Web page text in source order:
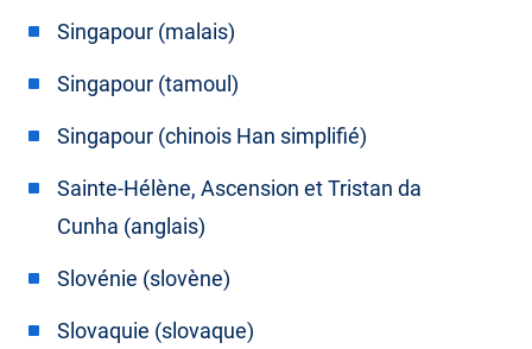
Singapour (malais)
Singapour (tamoul)
Singapour (chinois Han simplifié)
Sainte-Hélène, Ascension et Tristan da
Cunha (anglais)
Slovénie (slovène)
Slovaquie (slovaque)